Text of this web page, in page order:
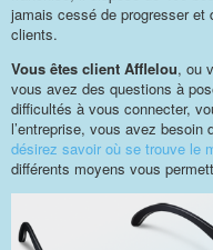
jamais cessé de progresser et
clients.
Vous êtes client Afflelou, ou
vous avez des questions à
difficultés à vous connecter,
l’entreprise, vous avez besoin
désirez savoir où se trouve le
différents moyens vous